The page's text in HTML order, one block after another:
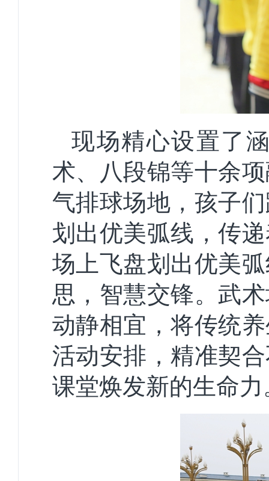
现场精心设置了
术、八段锦等十余
气排球场地，孩子
划出优美弧线，传
场上飞盘划出优美
思，智慧交锋。武
动静相宜，将传统
活动安排，精准契
课堂焕发新的生命力